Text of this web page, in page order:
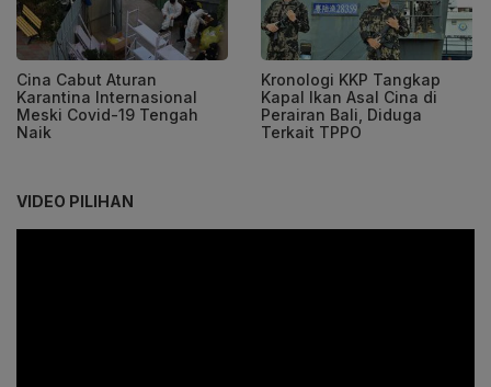
Cina Cabut Aturan
Karantina Internasional
Meski Covid-19 Tengah
Naik
Kronologi KKP Tangkap
Kapal Ikan Asal Cina di
Perairan Bali, Diduga
Terkait TPPO
VIDEO PILIHAN